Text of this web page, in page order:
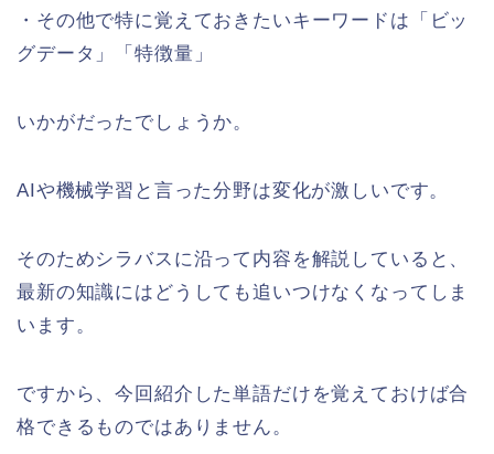
・その他で特に覚えておきたいキーワードは「ビッ
グデータ」「特徴量」
いかがだったでしょうか。
AIや機械学習と言った分野は変化が激しいです。
そのためシラバスに沿って内容を解説していると、
最新の知識にはどうしても追いつけなくなってしま
います。
ですから、今回紹介した単語だけを覚えておけば合
格できるものではありません。